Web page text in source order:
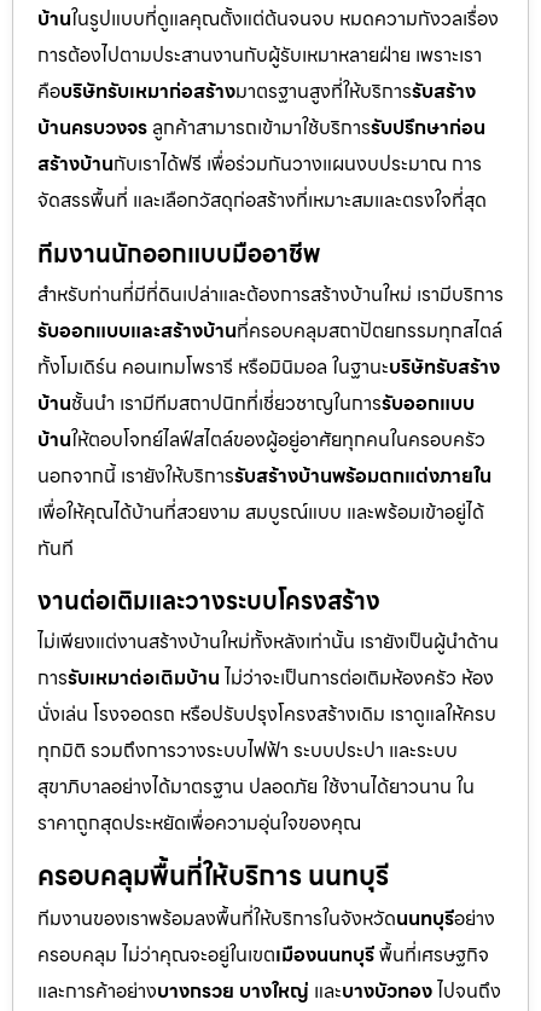
บ้านในรูปแบบที่ดูแลคุณตั้งแต่ต้นจนจบ หมดความกังวลเรื่อง
การต้องไปตามประสานงานกับผู้รับเหมาหลายฝ่าย เพราะเรา
คือบริษัทรับเหมาก่อสร้างมาตรฐานสูงที่ให้บริการรับสร้าง
บ้านครบวงจร ลูกค้าสามารถเข้ามาใช้บริการรับปรึกษาก่อน
สร้างบ้านกับเราได้ฟรี เพื่อร่วมกันวางแผนงบประมาณ การ
จัดสรรพื้นที่ และเลือกวัสดุก่อสร้างที่เหมาะสมและตรงใจที่สุด
ทีมงานนักออกแบบมืออาชีพ
สำหรับท่านที่มีที่ดินเปล่าและต้องการสร้างบ้านใหม่ เรามีบริการ
รับออกแบบและสร้างบ้านที่ครอบคลุมสถาปัตยกรรมทุกสไตล์
ทั้งโมเดิร์น คอนเทมโพรารี หรือมินิมอล ในฐานะบริษัทรับสร้าง
บ้านชั้นนำ เรามีทีมสถาปนิกที่เชี่ยวชาญในการรับออกแบบ
บ้านให้ตอบโจทย์ไลฟ์สไตล์ของผู้อยู่อาศัยทุกคนในครอบครัว
นอกจากนี้ เรายังให้บริการรับสร้างบ้านพร้อมตกแต่งภายใน
เพื่อให้คุณได้บ้านที่สวยงาม สมบูรณ์แบบ และพร้อมเข้าอยู่ได้
ทันที
งานต่อเติมและวางระบบโครงสร้าง
ไม่เพียงแต่งานสร้างบ้านใหม่ทั้งหลังเท่านั้น เรายังเป็นผู้นำด้าน
การรับเหมาต่อเติมบ้าน ไม่ว่าจะเป็นการต่อเติมห้องครัว ห้อง
นั่งเล่น โรงจอดรถ หรือปรับปรุงโครงสร้างเดิม เราดูแลให้ครบ
ทุกมิติ รวมถึงการวางระบบไฟฟ้า ระบบประปา และระบบ
สุขาภิบาลอย่างได้มาตรฐาน ปลอดภัย ใช้งานได้ยาวนาน ใน
ราคาถูกสุดประหยัดเพื่อความอุ่นใจของคุณ
ครอบคลุมพื้นที่ให้บริการ นนทบุรี
ทีมงานของเราพร้อมลงพื้นที่ให้บริการในจังหวัดนนทบุรีอย่าง
ครอบคลุม ไม่ว่าคุณจะอยู่ในเขตเมืองนนทบุรีพื้นที่เศรษฐกิจ
และการค้าอย่างบางกรวย บางใหญ่ และบางบัวทองไปจนถึง